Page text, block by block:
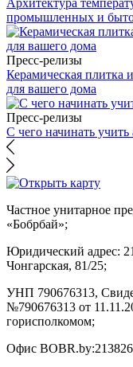
промышленных и
Пресс-релизы
Керамическая плитка
для вашего дома
Пресс-релизы
С чего начинать
Частное унитарное
«Бобрбай»;
Юридический адрес:
Чонгарская, 81/25;
УНП 790676313,
№790676313 от
горисполкомом;
Офис BOBR.by: